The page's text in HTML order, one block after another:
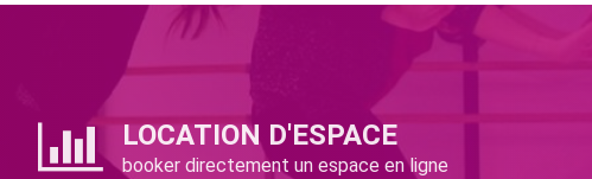
LOCATION D'ESPACE
booker directement un espace en ligne